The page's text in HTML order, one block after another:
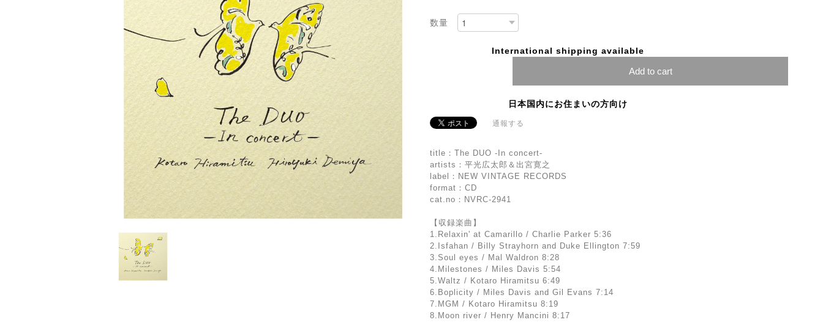
数量
International shipping available
Add to cart
日本国内にお住まいの方向け
通報する
title：The DUO -In concert-
artists：平光広太郎＆出宮寛之
label：NEW VINTAGE RECORDS
format：CD
cat.no：NVRC-2941
【収録楽曲】
1.Relaxin' at Camarillo / Charlie Parker 5:36
2.Isfahan / Billy Strayhorn and Duke Ellington 7:59
3.Soul eyes / Mal Waldron 8:28
4.Milestones / Miles Davis 5:54
5.Waltz / Kotaro Hiramitsu 6:49
6.Boplicity / Miles Davis and Gil Evans 7:14
7.MGM / Kotaro Hiramitsu 8:19
8.Moon river / Henry Mancini 8:17